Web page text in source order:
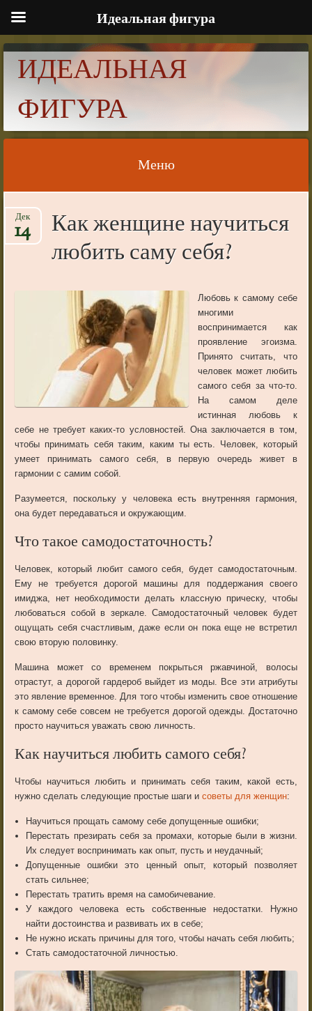
ИДЕАЛЬНАЯ
ФИГУРА
Меню
Skip to content
Как женщине научиться
любить саму себя?
Дек
14
Любовь к самому себе
многими
воспринимается как
проявление эгоизма.
Принято считать, что
человек может любить
самого себя за что-то.
На самом деле
истинная любовь к
себе не требует каких-то условностей. Она заключается в том,
чтобы принимать себя таким, каким ты есть. Человек, который
умеет принимать самого себя, в первую очередь живет в
гармонии с самим собой.
Разумеется, поскольку у человека есть внутренняя гармония,
она будет передаваться и окружающим.
Что такое самодостаточность?
Человек, который любит самого себя, будет самодостаточным.
Ему не требуется дорогой машины для поддержания своего
имиджа, нет необходимости делать классную прическу, чтобы
любоваться собой в зеркале. Самодостаточный человек будет
ощущать себя счастливым, даже если он пока еще не встретил
свою вторую половинку.
Машина может со временем покрыться ржавчиной, волосы
отрастут, а дорогой гардероб выйдет из моды. Все эти атрибуты
это явление временное. Для того чтобы изменить свое отношение
к самому себе совсем не требуется дорогой одежды. Достаточно
просто научиться уважать свою личность.
Как научиться любить самого себя?
Чтобы научиться любить и принимать себя таким, какой есть,
нужно сделать следующие простые шаги исоветы для женщин:
Научиться прощать самому себе допущенные ошибки;
Перестать презирать себя за промахи, которые были в жизни.
Их следует воспринимать как опыт, пусть и неудачный;
Допущенные ошибки это ценный опыт, который позволяет
стать сильнее;
Перестать тратить время на самобичевание.
У каждого человека есть собственные недостатки. Нужно
найти достоинства и развивать их в себе;
Не нужно искать причины для того, чтобы начать себя любить;
Стать самодостаточной личностью.
Идеальная фигура